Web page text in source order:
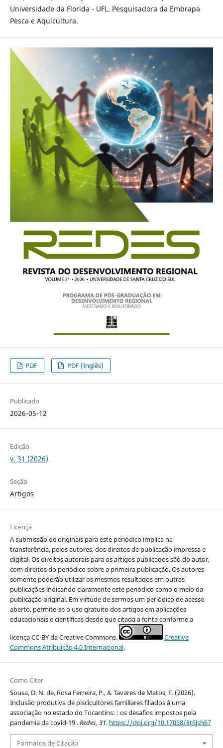
Universidade da Florida - UFL. Pesquisadora da Embrapa
Pesca e Aquicultura.
PDF PDF (Inglês)
Publicado
2026-05-12
Edição
v. 31 (2026)
Seção
Artigos
Licença
A submissão de originais para este periódico implica na
transferência, pelos autores, dos direitos de publicação impressa e
digital. Os direitos autorais para os artigos publicados são do autor,
com direitos do periódico sobre a primeira publicação. Os autores
somente poderão utilizar os mesmos resultados em outras
publicações indicando claramente este periódico como o meio da
publicação original. Em virtude de sermos um periódico de acesso
aberto, permite-se o uso gratuito dos artigos em aplicações
educacionais e científicas desde que citada a fonte conforme a
licença CC-BY da Creative Commons.
Creative
Commons Atribuição 4.0 Internacional.
Como Citar
Sousa, D. N. de, Rosa Ferreira, P., & Tavares de Matos, F. (2026).
Inclusão produtiva de piscicultores familiares filiados à uma
associação no estado do Tocantins: : os desafios impostos pela
pandemia da covid-19 .Redes,31. https://doi.org/10.17058/8t6jsh67
Formatos de Citação